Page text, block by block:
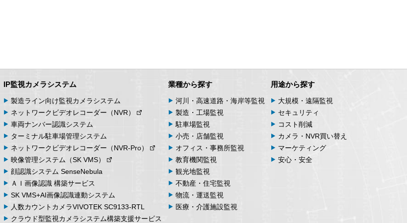
IP監視カメラシステム
製造ライン向け監視カメラシステム
ネットワーク ビデオレコーダー （NVR）
車両ナンバー認識システム
ターミナル駐車場管理システム
ネットワーク ビデオレコーダー （NVR-Pro）
映像管理システム （SK VMS）
顔認識システム SenseNebula
ＡＩ画像認識 構築サービス
SK VMS+AI画像認識連動システム
人数カウント カメラVIVOTEK SC9133-RTL
クラウド型監視カメラシステム構築支援サービス
業種から探す
河川・高速道路・海岸等監視
製造・工場監視
駐車場監視
小売・店舗監視
オフィス・事務所監視
教育機関監視
観光地監視
不動産・住宅監視
物流・運送監視
医療・介護施設監視
用途から探す
大規模・遠隔監視
セキュリティ
コスト削減
カメラ・NVR買い替え
マーケティング
安心・安全